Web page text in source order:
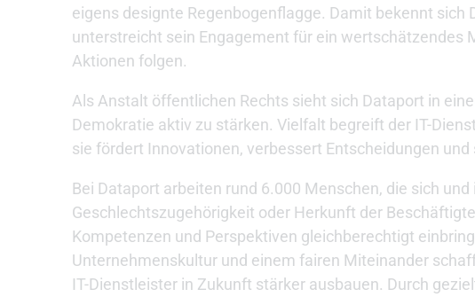
eigens designte Regenbogenflagge. Damit bekennt
unterstreicht sein Engagement für ein wertschätzendes
Aktionen folgen.
Als Anstalt öffentlichen Rechts sieht sich Dataport in
Demokratie aktiv zu stärken. Vielfalt begreift der IT-
sie fördert Innovationen, verbessert Entscheidungen
Bei Dataport arbeiten rund 6.000 Menschen, die sich
Geschlechtszugehörigkeit oder Herkunft der
Kompetenzen und Perspektiven gleichberechtigt
Unternehmenskultur und einem fairen Miteinander
IT-Dienstleister in Zukunft stärker ausbauen. Durch